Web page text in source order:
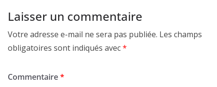
Laisser un commentaire
Votre adresse e-mail ne sera pas publiée. Les champs
obligatoires sont indiqués avec*
Commentaire*